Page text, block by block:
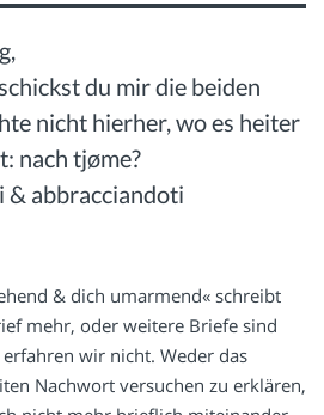
du mir die beiden
nicht hierher, wo es heiter
nach tjøme?
& abbracciandoti
& dich umarmend« schreibt
mehr, oder weitere Briefe sind
wir nicht. Weder das
Nachwort versuchen zu erklären,